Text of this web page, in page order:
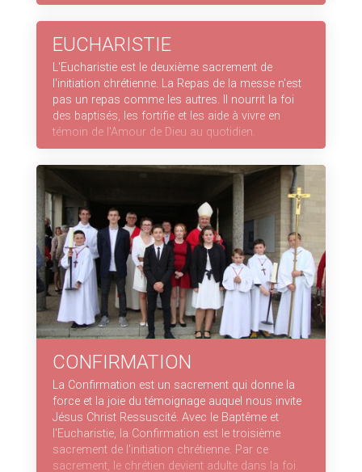
EUCHARISTIE
L'Eucharistie est le deuxième sacrement de
l'initiation chrétienne. La Repas de la messe n'est
pas un repas comme les autres. Il nourrit la foi
des baptisés, les fortifie et les aide à vivre en
témoin de l'Amour de Dieu au quotidien.
CONFIRMATION
La Confirmation est un sacrement qui donne la
force et la joie du témoignage auquel nous invite
Jésus Christ Ressuscité. Avec le Baptême et
l'Eucharistie, la Confirmation est le troisième
sacrement de l'initiation chrétienne. Par ce
sacrement, le chrétien devient adulte dans la foi.